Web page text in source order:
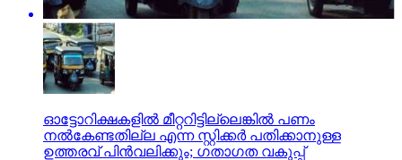
ഓട്ടോറിക്ഷകളില്‍ മീറ്ററിട്ടില്ലെങ്കില്‍ പണം
നല്‍കേണ്ടതില്ല എന്ന സ്റ്റിക്കര്‍ പതിക്കാനുള്ള
ഉത്തരവ് പിന്‍വലിക്കും; ഗതാഗത വകുപ്പ്